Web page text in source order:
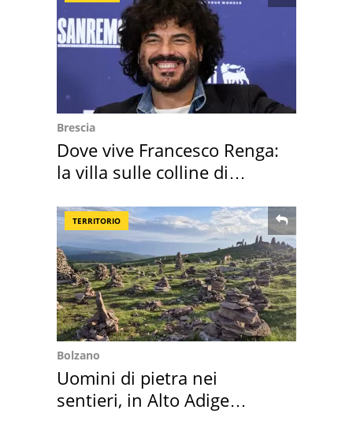
Brescia
Dove vive Francesco Renga:
la villa sulle colline di
TERRITORIO
Bolzano
Uomini di pietra nei
sentieri, in Alto Adige